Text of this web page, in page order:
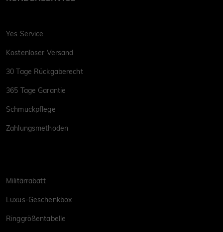
Yes Service
Kostenloser Versand
30 Tage Rückgaberecht
365 Tage Garantie
Schmuckpflege
Zahlungsmethoden
Militärrabatt
Luxus-Geschenkbox
Ringgrößentabelle